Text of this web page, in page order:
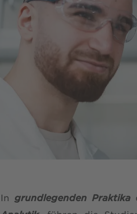
In grundlegenden Praktika